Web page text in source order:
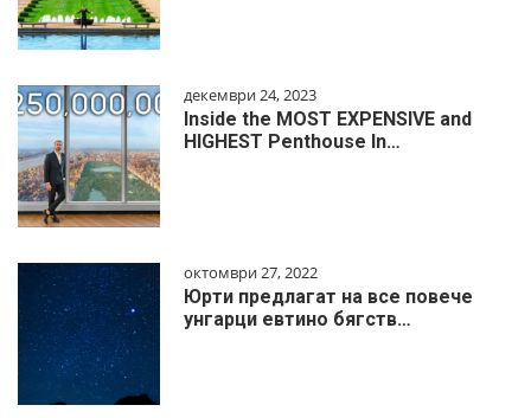
декември 24, 2023
Inside the MOST EXPENSIVE and
HIGHEST Penthouse In…
октомври 27, 2022
Юрти предлагат на все повече
унгарци евтино бягств…